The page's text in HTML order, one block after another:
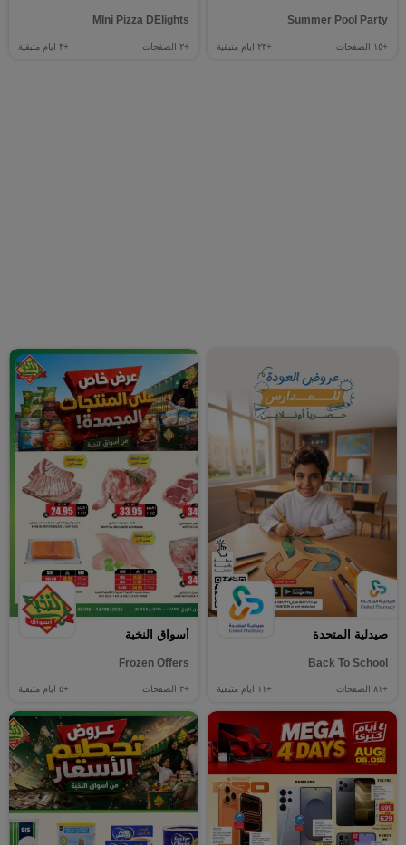
Summer Pool Party
+١٥ الصفحات +٢٣ ايام متبقية
MIni Pizza DElights
+٢ الصفحات +٣ ايام متبقية
صيدلية المتحدة
Back To School
+٨١ الصفحات +١١ ايام متبقية
أسواق النخبة
Frozen Offers
+٣ الصفحات +٥ ايام متبقية